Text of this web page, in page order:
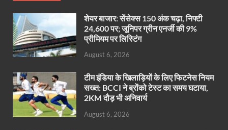
शेयर बाजार: सेंसेक्स 150 अंक चढ़ा, निफ्टी
24,600 पर; जूनिपर ग्रीन एनर्जी की 9%
प्रीमियम पर लिस्टिंग
August 6, 2026
टीम इंडिया के खिलाड़ियों के लिए फिटनेस नियम
सख्त: BCCI ने ब्रोंको टेस्ट का समय घटाया,
2KM दौड़ भी अनिवार्य
August 6, 2026